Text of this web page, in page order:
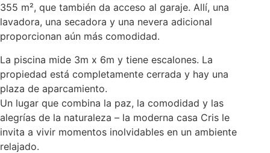
355 m², que también da acceso al garaje. Allí, una
lavadora, una secadora y una nevera adicional
proporcionan aún más comodidad.
La piscina mide 3m x 6m y tiene escalones. La
propiedad está completamente cerrada y hay una
plaza de aparcamiento.
Un lugar que combina la paz, la comodidad y las
alegrías de la naturaleza – la moderna casa Cris le
invita a vivir momentos inolvidables en un ambiente
relajado.